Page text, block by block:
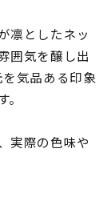
凛としたネッ
囲気を醸し出
気品ある印象
実際の色味や